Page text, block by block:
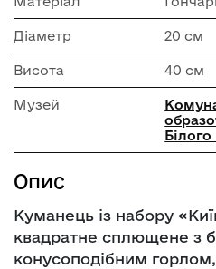
Діаметр 20 см
Висота 40 см
Музей
Опис
Куманець із набору
квадратне сплющене з
конусоподібним